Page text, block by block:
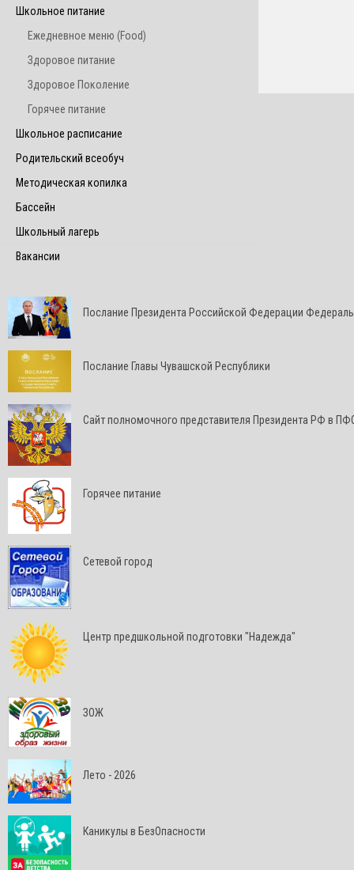
Школьное питание
Ежедневное меню (Food)
Здоровое питание
Здоровое Поколение
Горячее питание
Школьное расписание
Родительский всеобуч
Методическая копилка
Бассейн
Школьный лагерь
Вакансии
Послание Президента Российской Федерации
Послание Главы Чувашской Республики
Cайт полномочного представителя Президента РФ в
Горячее питание
Сетевой город
Центр предшкольной подготовки "Надежда"
ЗОЖ
Лето - 2026
Каникулы в БезОпасности